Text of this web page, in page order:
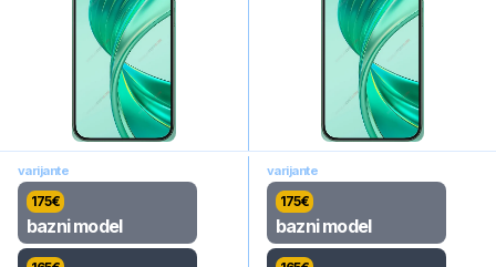
varijante
175€
bazni model
varijante
175€
bazni model